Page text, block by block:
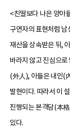
<친딸보다 나은 양아
구연자의 표현처럼 남
재산을 상속받은 뒤,
바라지 않고 진심으로
(外人), 아들은 내인(
발현이다. 따라서 이
진행되는 본격담(本
있다.